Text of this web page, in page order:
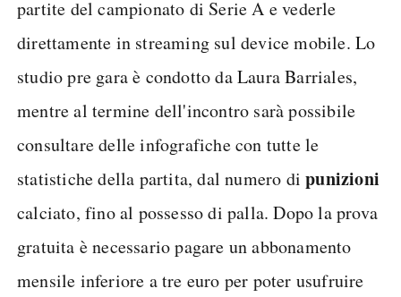
partite del campionato di Serie A e vederle
direttamente in streaming sul device mobile. Lo
studio pre gara è condotto da Laura Barriales,
mentre al termine dell'incontro sarà possibile
consultare delle infografiche con tutte le
statistiche della partita, dal numero dipunizioni
calciato, fino al possesso di palla. Dopo la prova
gratuita è necessario pagare un abbonamento
mensile inferiore a tre euro per poter usufruire